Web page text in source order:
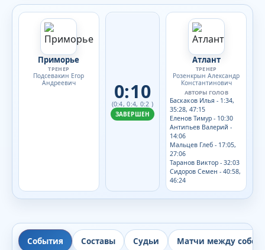
Приморье
ТРЕНЕР
Подсевакин Егор
Андреевич
0:10
(0:4, 0:4, 0:2 )
ЗАВЕРШЕН
Атлант
ТРЕНЕР
Розенкрын Александр
Константинович
АВТОРЫ ГОЛОВ
Баскаков Илья - 1:34,
35:28, 47:15
Еленов Тимур - 10:30
Антипьев Валерий -
14:06
Мальцев Глеб - 17:05,
27:06
Таранов Виктор - 32:03
Сидоров Семен - 40:58,
46:24
События Составы Судьи Матчи между собой